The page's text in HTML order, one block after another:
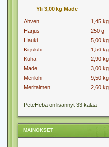
Yli 3,00 kg Made
Ahven
1,45 kg
Harjus
250 g
Hauki
5,00 kg
Kirjolohi
1,56 kg
Kuha
2,90 kg
Made
3,00 kg
Merilohi
9,50 kg
Meritaimen
2,60 kg
PeteHeba on lisännyt 33 kalaa
MAINOKSET